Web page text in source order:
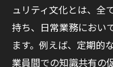
ュリティ文化とは、全
持ち、日常業務におい
ます。例えば、定期的
業員間での知識共有の